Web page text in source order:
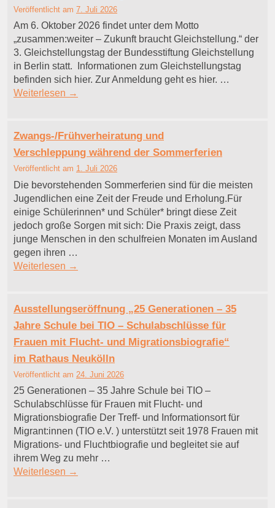
Veröffentlicht am 7. Juli 2026
Am 6. Oktober 2026 findet unter dem Motto
„zusammen:weiter – Zukunft braucht Gleichstellung.“ der
3. Gleichstellungstag der Bundesstiftung Gleichstellung
in Berlin statt. Informationen zum Gleichstellungstag
befinden sich hier. Zur Anmeldung geht es hier. …
Weiterlesen →
Zwangs-/Frühverheiratung und
Verschleppung während der Sommerferien
Veröffentlicht am 1. Juli 2026
Die bevorstehenden Sommerferien sind für die meisten
Jugendlichen eine Zeit der Freude und Erholung.Für
einige Schülerinnen* und Schüler* bringt diese Zeit
jedoch große Sorgen mit sich: Die Praxis zeigt, dass
junge Menschen in den schulfreien Monaten im Ausland
gegen ihren …
Weiterlesen →
Ausstellungseröffnung „25 Generationen – 35
Jahre Schule bei TIO – Schulabschlüsse für
Frauen mit Flucht- und Migrationsbiografie“
im Rathaus Neukölln
Veröffentlicht am 24. Juni 2026
25 Generationen – 35 Jahre Schule bei TIO –
Schulabschlüsse für Frauen mit Flucht- und
Migrationsbiografie Der Treff- und Informationsort für
Migrant:innen (TIO e.V. ) unterstützt seit 1978 Frauen mit
Migrations- und Fluchtbiografie und begleitet sie auf
ihrem Weg zu mehr …
Weiterlesen →